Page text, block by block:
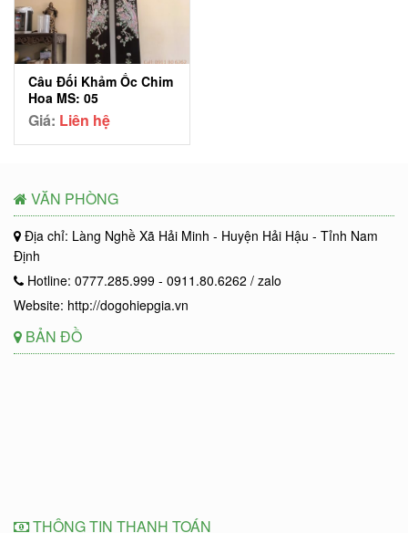
Câu Đối Khảm Ốc Chim
Hoa MS: 05
Giá: Liên hệ
VĂN PHÒNG
Địa chỉ: Làng Nghề Xã Hải Minh - Huyện Hải Hậu - Tỉnh Nam
Định
Hotline: 0777.285.999 - 0911.80.6262 / zalo
Website: http://dogohiepgia.vn
BẢN ĐỒ
THÔNG TIN THANH TOÁN